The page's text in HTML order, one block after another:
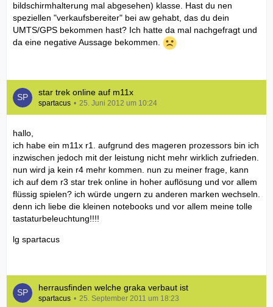
bildschirmhalterung mal abgesehen) klasse. Hast du nen
speziellen "verkaufsbereiter" bei aw gehabt, das du dein
UMTS/GPS bekommen hast? Ich hatte da mal nachgefragt und
da eine negative Aussage bekommen.
star trek online auf m11x
spartacus 25. Juni 2012 um 10:24
hallo,
ich habe ein m11x r1. aufgrund des mageren prozessors bin ich
inzwischen jedoch mit der leistung nicht mehr wirklich zufrieden.
nun wird ja kein r4 mehr kommen. nun zu meiner frage, kann
ich auf dem r3 star trek online in hoher auflösung und vor allem
flüssig spielen? ich würde ungern zu anderen marken wechseln.
denn ich liebe die kleinen notebooks und vor allem meine tolle
tastaturbeleuchtung!!!!
lg spartacus
herrausfinden welche graka verbaut ist
spartacus 25. September 2011 um 18:23